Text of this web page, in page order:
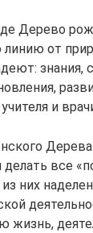
Дерево
от
знания,
и
Дерева
делать все
них
жизнь,